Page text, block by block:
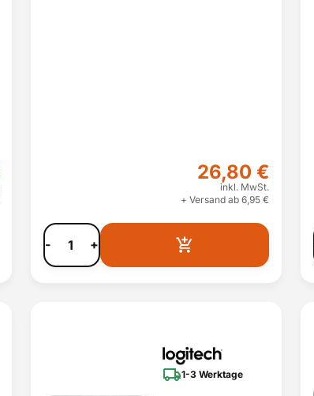
26,80 €
inkl. MwSt.
+ Versand ab 6,95 €
- +
1-3 Werktage